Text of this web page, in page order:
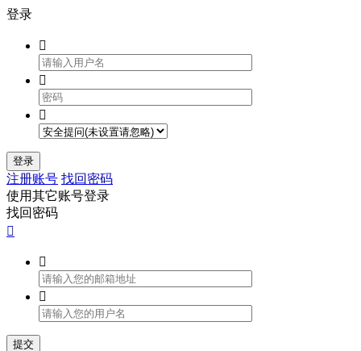
登录



登录
注册账号 找回密码
使用其它账号登录
找回密码



提交